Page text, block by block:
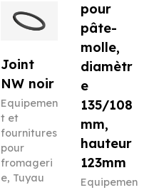
Joint
NW noir
Equipemen
t et
fournitures
pour
fromageri
e, Tuyau
pour
pâte-
molle,
diamètr
e
135/108
mm,
hauteur
123mm
Equipemen